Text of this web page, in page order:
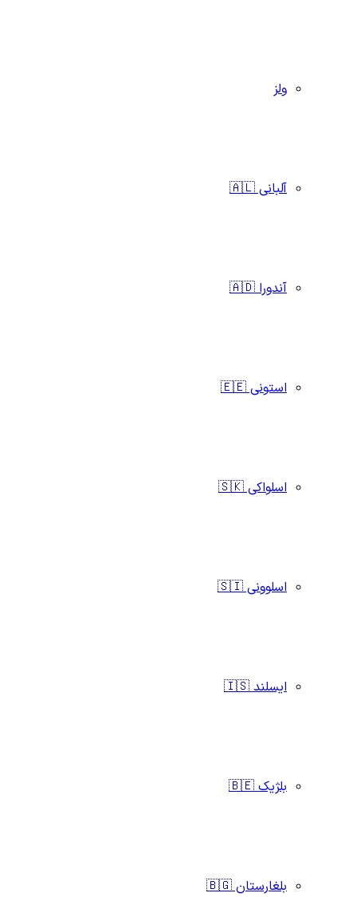
ولز
آلبانی 🇦🇱
آندورا 🇦🇩
استونی 🇪🇪
اسلواکی 🇸🇰
اسلوونی 🇸🇮
ایسلند 🇮🇸
بلژیک 🇧🇪
بلغارستان 🇧🇬